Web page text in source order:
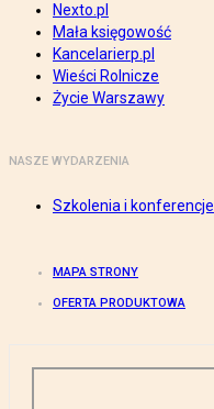
Nexto.pl
Mała księgowość
Kancelarierp.pl
Wieści Rolnicze
Życie Warszawy
NASZE WYDARZENIA
Szkolenia i konferencje
MAPA STRONY
OFERTA PRODUKTOWA